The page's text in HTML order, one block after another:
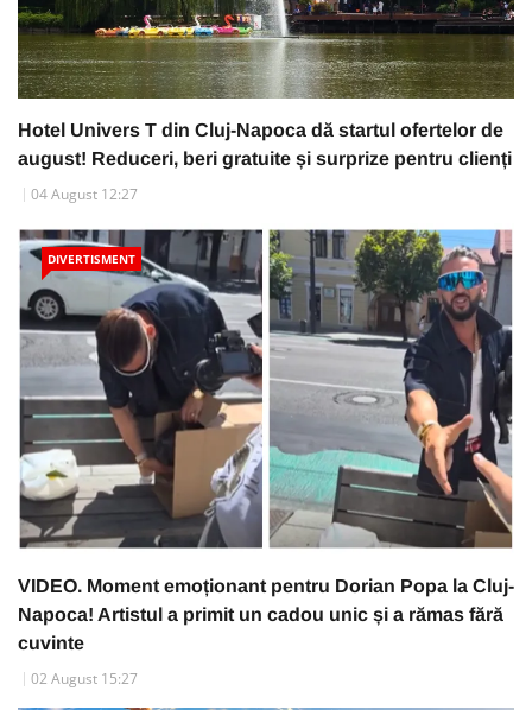
Hotel Univers T din Cluj-Napoca dă startul ofertelor de
august! Reduceri, beri gratuite și surprize pentru clienți
04 August 12:27
DIVERTISMENT
VIDEO. Moment emoționant pentru Dorian Popa la Cluj-
Napoca! Artistul a primit un cadou unic și a rămas fără
cuvinte
02 August 15:27